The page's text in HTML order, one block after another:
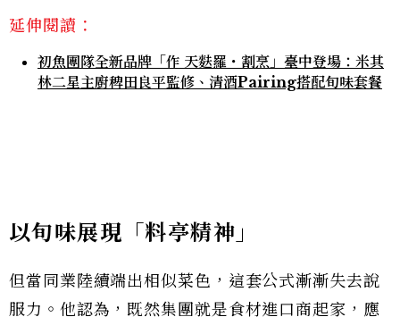
延伸閱讀：
初魚團隊全新品牌「作 天麩羅・割烹」臺中登場：米其
林二星主廚稗田良平監修、清酒Pairing搭配旬味套餐
以旬味展現「料亭精神」
但當同業陸續端出相似菜色，這套公式漸漸失去說
服力。他認為，既然集團就是食材進口商起家，應